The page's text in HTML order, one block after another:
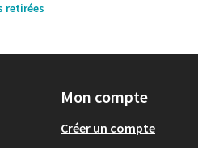
retirées
Mon compte
Créer un compte